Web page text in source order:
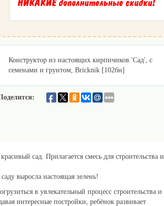
НИКАКИЕ дополнительные скидки!
Конструктор из настоящих кирпичиков 'Сад', с
семенами и грунтом, Bricknik [102бн]
сад. Прилагается смесь для строительства и
выросла настоящая зелень!
в увлекательный процесс строительства и
интересные постройки, ребёнок развивает